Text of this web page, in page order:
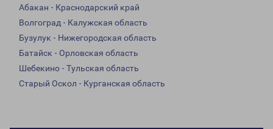
Абакан - Краснодарский край
Волгоград - Калужская область
Бузулук - Нижегородская область
Батайск - Орловская область
Шебекино - Тульская область
Старый Оскол - Курганская область